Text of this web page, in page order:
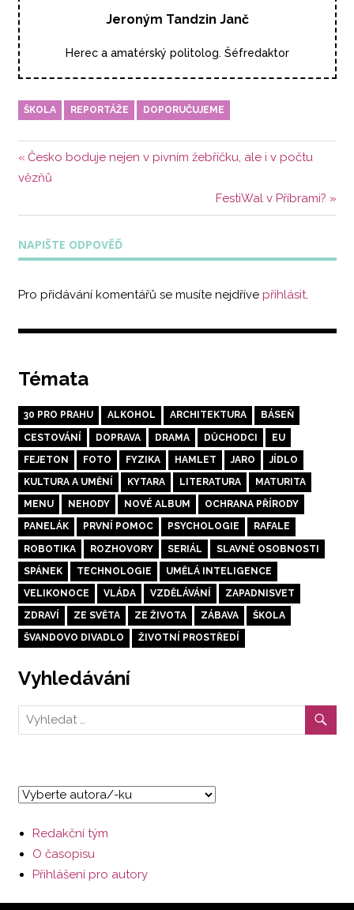
Jeroným Tandzin Janč
Herec a amatérský politolog. Šéfredaktor
ŠKOLA REPORTÁŽE DOPORUČUJEME
Navigace
příspěvek
Předchozí
příspěvek:
Česko boduje nejen v pivním žebříčku, ale i v počtu
vězňů
Další
příspěvek:
FestiWal v Příbrami?
NAPIŠTE ODPOVĚĎ
Pro přidávání komentářů se musíte nejdříve přihlásit.
Témata
30 PRO PRAHU ALKOHOL ARCHITEKTURA BÁSEŇ
CESTOVÁNÍ DOPRAVA DRAMA DŮCHODCI EU
FEJETON FOTO FYZIKA HAMLET JARO JÍDLO
KULTURA A UMĚNÍ KYTARA LITERATURA MATURITA
MENU NEHODY NOVÉ ALBUM OCHRANA PŘÍRODY
PANELÁK PRVNÍ POMOC PSYCHOLOGIE RAFALE
ROBOTIKA ROZHOVORY SERIÁL SLAVNÉ OSOBNOSTI
SPÁNEK TECHNOLOGIE UMĚLÁ INTELIGENCE
VELIKONOCE VLÁDA VZDĚLÁVÁNÍ ZAPADNISVET
ZDRAVÍ ZE SVĚTA ZE ŽIVOTA ZÁBAVA ŠKOLA
ŠVANDOVO DIVADLO ŽIVOTNÍ PROSTŘEDÍ
Vyhledávání
Redakční tým
O časopisu
Přihlášení pro autory